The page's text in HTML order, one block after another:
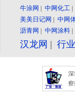
牛涂网 | 中网化工 |
美美日记网 | 中网
沥青网 | 中网涂料 |
汉龙网 | 行
察